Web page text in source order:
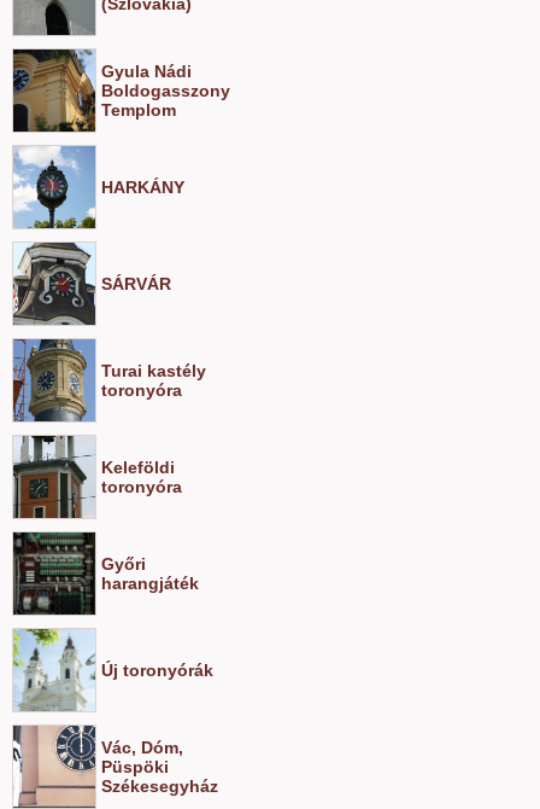
Gyula Nádi
Boldogasszony
Templom
HARKÁNY
SÁRVÁR
Turai kastély
toronyóra
Keleföldi
toronyóra
Győri
harangjáték
Új toronyórák
Vác, Dóm,
Püspöki
Székesegyház